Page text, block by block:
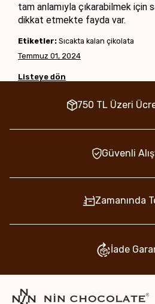
tam anlamıyla çıkarabilmek için
dikkat etmekte fayda var.
Etiketler: Sıcakta kalan çikolata
Temmuz 01, 2024
Listeye dön
750 TL Üzeri
Güvenli
Zamanında
İade